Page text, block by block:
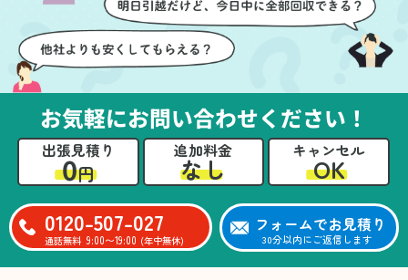
お気軽にお問い合わせください！
出張見積り
0円
追加料金
なし
キャンセル
OK
0120-507-027
通話無料 9:00〜19:00 (年中無休)
フォームでお見積り
30分以内にご返信します